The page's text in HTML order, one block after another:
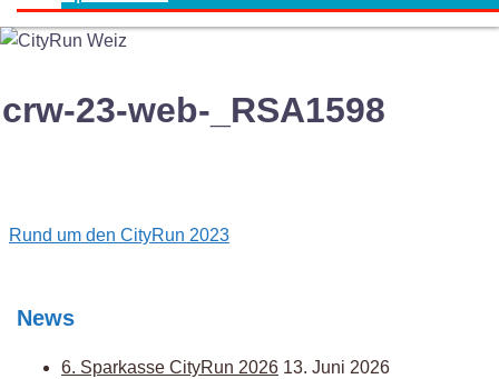
crw-23-web-_RSA1598
Post
Rund um den CityRun 2023
News
6. Sparkasse CityRun 2026 13. Juni 2026